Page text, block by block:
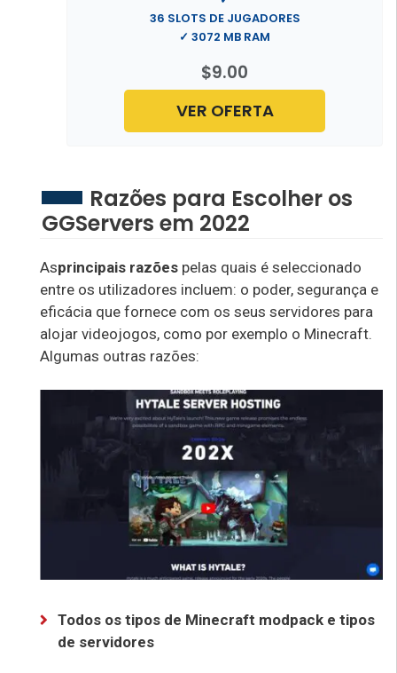
$9.00
36 SLOTS DE JUGADORES
✓ 3072 MB RAM
VER OFERTA
Razões para Escolher os
GGServers em 2022
Asprincipais razões pelas quais é seleccionado
entre os utilizadores incluem: o poder, segurança e
eficácia que fornece com os seus servidores para
alojar videojogos, como por exemplo o Minecraft.
Algumas outras razões:
Todos os tipos de Minecraft modpack e tipos
de servidores